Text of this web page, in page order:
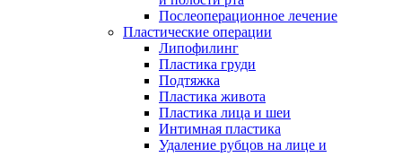
Послеоперационное лечение
Пластические операции
Липофилинг
Пластика груди
Подтяжка
Пластика живота
Пластика лица и шеи
Интимная пластика
Удаление рубцов на лице и